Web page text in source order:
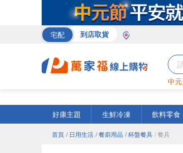
宅配 到店取貨
中
好康主題
生鮮冷凍 飲料零食
首頁 / 日用生活 / 餐廚用品 / 杯盤餐具 / 餐具